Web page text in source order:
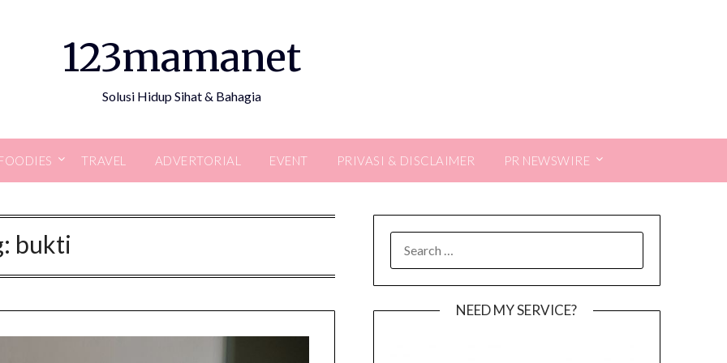
123mamanet
Solusi Hidup Sihat & Bahagia
TRAVEL ADVERTORIAL EVENT PRIVASI & DISCLAIMER PR NEWSWIRE
bukti
FOR:
NEED MY SERVICE?